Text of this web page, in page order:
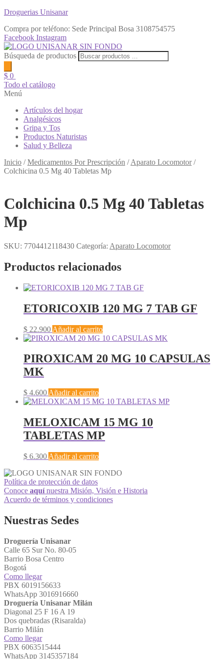
Droguerias Unisanar
Compra por teléfono: Sede Principal Bosa 3108754575
Facebook Instagram
Búsqueda de productos
$ 0
Todo el catálogo
Menú
Artículos del hogar
Analgésicos
Gripa y Tos
Productos Naturistas
Salud y Belleza
Inicio /Medicamentos Por Prescripción /Aparato Locomotor/
Colchicina 0.5 Mg 40 Tabletas Mp
Colchicina 0.5 Mg 40 Tabletas
Mp
SKU: 7704412118430 Categoría: Aparato Locomotor
Productos relacionados
ETORICOXIB 120 MG 7 TAB GF
$ 22.900 Añadir al carrito
PIROXICAM 20 MG 10 CAPSULAS
MK
$ 4.600 Añadir al carrito
MELOXICAM 15 MG 10
TABLETAS MP
$ 6.300 Añadir al carrito
Política de protección de datos
Conoce aquínuestra Misión, Visión e Historia
Acuerdo de términos y condiciones
Nuestras Sedes
Droguería Unisanar
Calle 65 Sur No. 80-05
Barrio Bosa Centro
Bogotá
Como llegar
PBX 6019156633
WhatsApp 3016916660
Droguería Unisanar Milán
Diagonal 25 F 16 A 19
Dos quebradas (Risaralda)
Barrio Milán
Como llegar
PBX 6063515444
WhatsApp 3145357184